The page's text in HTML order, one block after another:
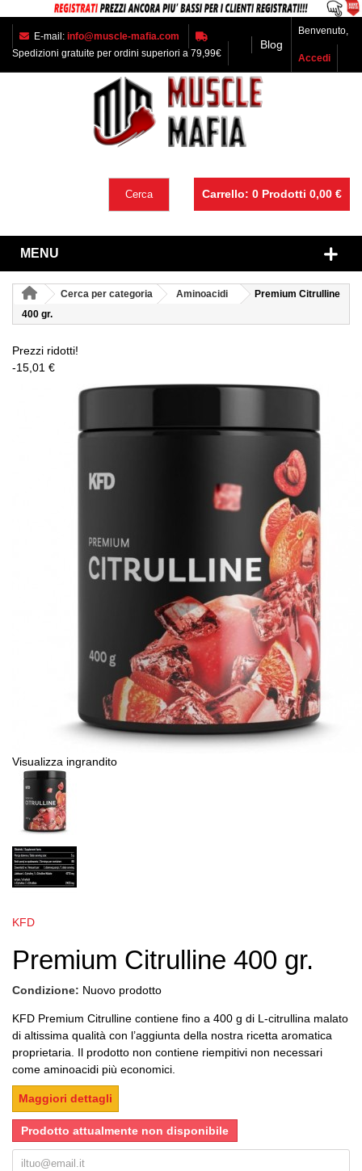
E-mail: info@muscle-mafia.com
Spedizioni gratuite per ordini superiori a 79,99€
Blog
Benvenuto,
Accedi
Carrello: 0 Prodotti 0,00 €
Cerca
MENU
Cerca per categoria Aminoacidi
Premium Citrulline
400 gr.
Prezzi ridotti!
-15,01 €
Visualizza ingrandito
KFD
Premium Citrulline 400 gr.
Condizione: Nuovo prodotto
KFD Premium Citrulline contiene fino a 400 g di L-citrullina malato
di altissima qualità con l’aggiunta della nostra ricetta aromatica
proprietaria. Il prodotto non contiene riempitivi non necessari
come aminoacidi più economici.
Maggiori dettagli
Prodotto attualmente non disponibile